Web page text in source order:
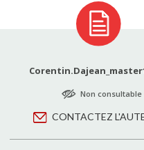
Non consultable
CONTACTEZ